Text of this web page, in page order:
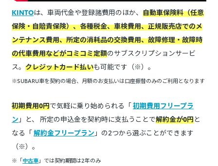
KINTOは、車両代金や登録諸費用のほか、 自動車保険料（任意
保険・自賠責保険）、各種税金、車検費用、正規販売店でのメ
ンテナンス費用、所定の消耗品の交換費用、故障修理・故障時
の代車費用などがコミコミ定額のサブスクリプションサービ
ス。 クレジットカード払いも可能です（※）。
※SUBARU車を契約の場合、月額のお支払いは口座振替のみのご利用となります
初期費用0円で気軽に乗り始められる「初期費用フリープラ
ン 」と、 所定の申込金を契約時に支払うことで解約金が0円と
なる「解約金フリープラン 」の2つから選ぶことができます
（※）。
※「中古車」では契約期間は2年のみ